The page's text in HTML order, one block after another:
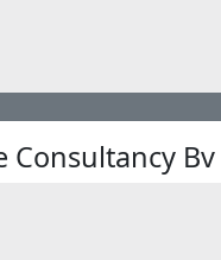
Consultancy Bv